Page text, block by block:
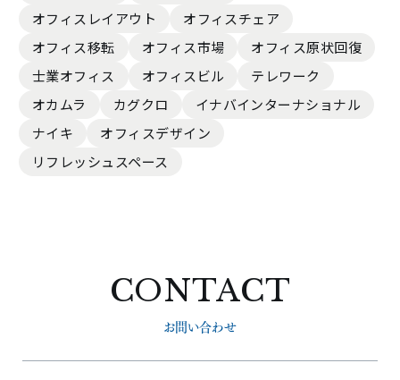
オフィスレイアウト
オフィスチェア
オフィス移転
オフィス市場
オフィス原状回復
士業オフィス
オフィスビル
テレワーク
オカムラ
カグクロ
イナバインターナショナル
ナイキ
オフィスデザイン
リフレッシュスペース
CONTACT
お問い合わせ